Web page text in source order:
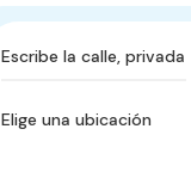
Elige una ubicación